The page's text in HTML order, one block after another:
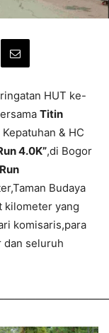
HUT ke-
Titin
& HC
4.0K”,di Bogor
Budaya
kilometer yang
komisaris,para
dan seluruh